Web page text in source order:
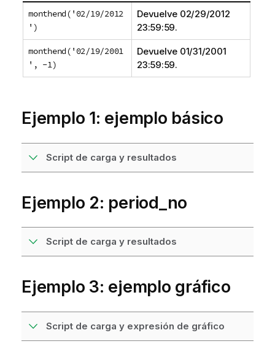
monthend('02/19/2012
')
Devuelve 02/29/2012
23:59:59.
monthend('02/19/2001
', -1)
Devuelve 01/31/2001
23:59:59.
Ejemplo 1: ejemplo básico
Script de carga y resultados
Ejemplo 2: period_no
Script de carga y resultados
Ejemplo 3: ejemplo gráfico
Script de carga y expresión de gráfico